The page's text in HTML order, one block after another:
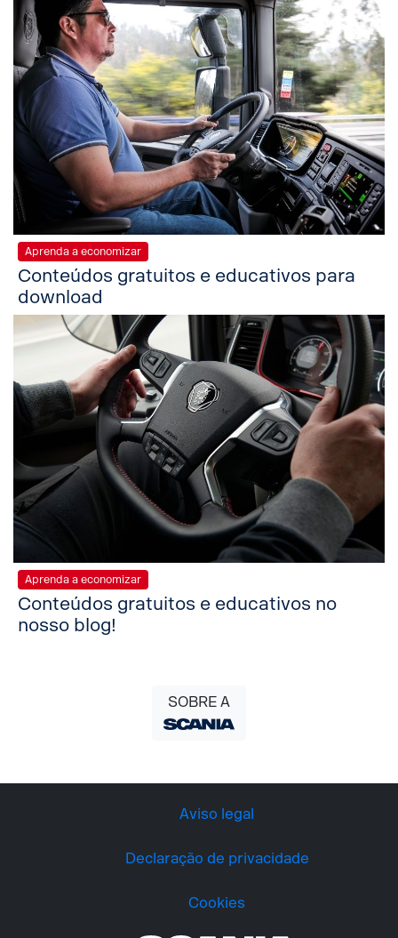
Aprenda a economizar
Conteúdos gratuitos e educativos para
download
Aprenda a economizar
Conteúdos gratuitos e educativos no
nosso blog!
SOBRE A
Aviso legal
Declaração de privacidade
Cookies